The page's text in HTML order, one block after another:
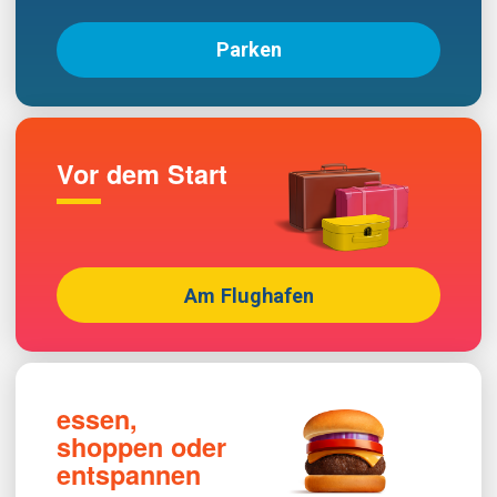
Parken
Vor dem Start
Am Flughafen
essen,
shoppen oder
entspannen